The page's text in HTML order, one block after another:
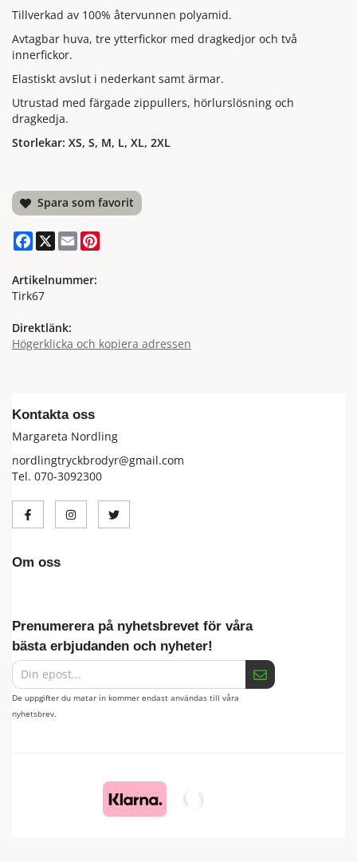
Tillverkad av 100% återvunnen polyamid.
Avtagbar huva, tre ytterfickor med dragkedjor och två
innerfickor.
Elastiskt avslut i nederkant samt ärmar.
Utrustad med färgade zippullers, hörlurslösning och
dragkedja.
Storlekar: XS, S, M, L, XL, 2XL
Spara som favorit
Facebook
X Email
Artikelnummer:
Tirk67
Direktlänk:
Högerklicka och kopiera adressen
Kontakta oss
Margareta Nordling
nordlingtryckbrodyr@gmail.com
Tel. 070-3092300
Om oss
Prenumerera på nyhetsbrevet för våra
bästa erbjudanden och nyheter!
De uppgifter du matar in kommer endast användas till våra
nyhetsbrev.